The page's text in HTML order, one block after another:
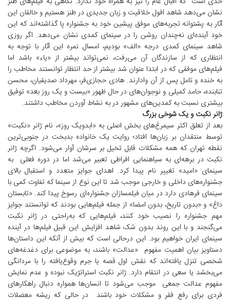
نشان می‌دهد شاهد افول خلاقیت و زبان جدیدی در طنز هستیم و خالقان این
آثار به پشتوانه تجربه‌های موفق پیشین خود به جشنواره پا گذاشته‌اند که این
خود آینده‌ای نه‌چندان روشن را در سینمای کمدی نشان می‌دهد. اگر روزی
شاهد سینمای کمدی درجه «الف» بودیم، امسال نمره این آثار با توجه به
انتظاری که از سازندگان آن می‌رفت، نمی‌تواند بیشتر از «یاء» باشد اما
فیلم‌های موفقی که در ابتدا عنوان شد بیشتر از حد انتظار توانستند مخاطب را
به خنده و تامل پس از آن وادارند. هادی حجازی‌فر، مهرداد صدیقیان، محسن
تنابنده، حامد کمیلی و نوجوان‌های در حال ظهور «بیست و یک روز بعد» توفیق
بیشتری نسبت به کمدین‌های مشهور در به نشاط آوردن مخاطب داشتند.
ژانر نکبت و یک شوخی بزرگ
بعد از تعلق اکثر سیمرغ‌های بخش اصلی به «ابدویک روز»، نام ژانر «نکبت»
توسط منتقدان بر زبان‌ها افتاد؛ روایت یک خانواده بدبخت در جنوبی‌ترین
نقطه تهران که همه مشکلات قابل تخیل بر سرشان آوار می‌شود. اگرچه ژانر
نکبت در برهه‌ای به سیاهنمایی افراطی تعبیر می‌شد اما در دوره فعلی به
سینمای «امید» تغییر نام پیدا کرد. اهدای جوایز متعدد و استقبال بالای
جشنواره‌های داخلی و خارجی موجب شد تا این نوع از سینما که تفاوت کمی با
سینمای فرهادی دارد در میان فیلمسازان جشنواره‌ای رسوخ پیدا کند. «تابستان
داغ» و «بدون تاریخ، بدون امضا» از جمله فیلم‌هایی بودند که توانستند جوایز
مهم جشنواره را نصیب خود کنند، فیلم‌هایی که به‌راحتی در ژانر نکبت
می‌گنجند و با این روند بدون شک شاهد افزایش این قبیل فیلم‌ها در آینده
سینمای ایران خواهیم بود. این درحالی است که بیش از آنکه این داستان‌ها
دستاویز بیان اهمیت مفهوم «عدالت» باشند، به موضوعی برای دغدغه‌های
شخصی تنزل یافته‌اند که نقش اول قصه یا جرم وقوع‌یافته را با مردانگی
می‌بخشد یا سعی در انتقام دارد. ژانر نکبت استراتژیک نبوده و عدم نمایش
مفهوم عدالت جمعی موجب می‌شود تا انسان‌ها همواره دنبال راهکارهای
فردی برای رفع فقر و مشکلات خود باشند در حالی که ریشه معضلات